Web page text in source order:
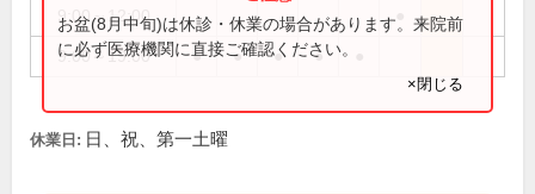
9:00～12:00
9:00～19:00 ● ● ● ●
お盆(8月中旬)は休診・休業の場合があります。来院前
に必ず医療機関に直接ご確認ください。
×閉じる
休業日: 日、祝、第一土曜